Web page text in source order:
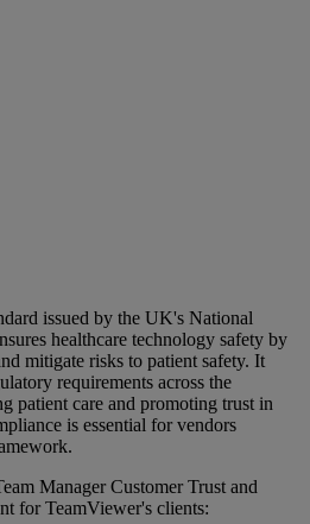
issued by the UK's National
healthcare technology safety by
mitigate risks to patient safety. It
requirements across the
patient care and promoting trust in
is essential for vendors
Manager Customer Trust and
for TeamViewer's clients: